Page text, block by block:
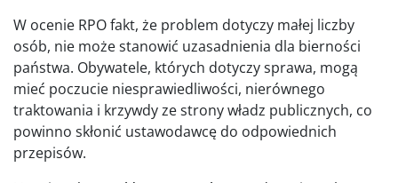
W ocenie RPO fakt, że problem dotyczy małej liczby
osób, nie może stanowić uzasadnienia dla bierności
państwa. Obywatele, których dotyczy sprawa, mogą
mieć poczucie niesprawiedliwości, nierównego
traktowania i krzywdy ze strony władz publicznych, co
powinno skłonić ustawodawcę do odpowiednich
przepisów.